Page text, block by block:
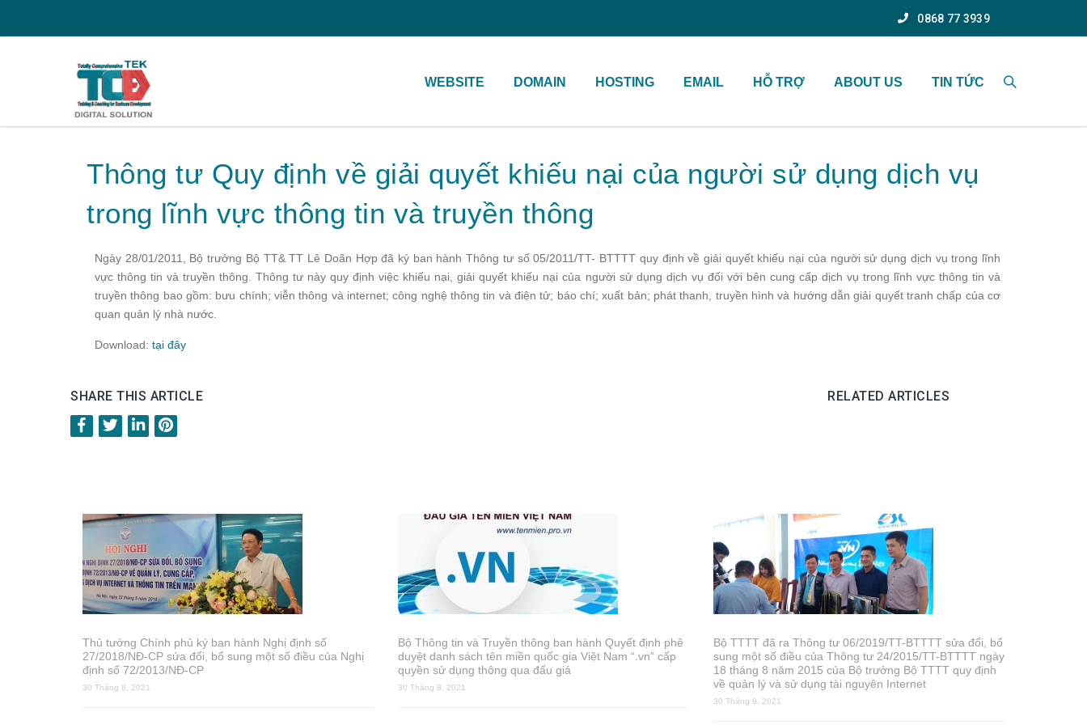
0868 77 3939
WEBSITE DOMAIN HOSTING EMAIL HỖ TRỢ ABOUT US TIN TỨC
Thông tư Quy định về giải quyết khiếu nại của người sử dụng dịch vụ
trong lĩnh vực thông tin và truyền thông
Ngày 28/01/2011, Bộ trưởng Bộ TT& TT Lê Doãn Hợp đã ký ban hành Thông tư số 05/2011/TT- BTTTT quy định về giải quyết khiếu nại của người sử dụng dịch vụ trong lĩnh
vực thông tin và truyền thông. Thông tư này quy định việc khiếu nại, giải quyết khiếu nại của người sử dụng dịch vụ đối với bên cung cấp dịch vụ trong lĩnh vực thông tin và
truyền thông bao gồm: bưu chính; viễn thông và internet; công nghệ thông tin và điện tử; báo chí; xuất bản; phát thanh, truyền hình và hướng dẫn giải quyết tranh chấp của cơ
quan quản lý nhà nước.
Download: tại đây
SHARE THIS ARTICLE RELATED ARTICLES
Thủ tướng Chính phủ ký ban hành Nghị định số
27/2018/NĐ-CP sửa đổi, bổ sung một số điều của Nghị
định số 72/2013/NĐ-CP
30 Tháng 8, 2021
Bộ Thông tin và Truyền thông ban hành Quyết định phê
duyệt danh sách tên miền quốc gia Việt Nam “.vn” cấp
quyền sử dụng thông qua đấu giá
30 Tháng 8, 2021
Bộ TTTT đã ra Thông tư 06/2019/TT-BTTTT sửa đổi, bổ
sung một số điều của Thông tư 24/2015/TT-BTTTT ngày
18 tháng 8 năm 2015 của Bộ trưởng Bộ TTTT quy định
về quản lý và sử dụng tài nguyên Internet
30 Tháng 8, 2021